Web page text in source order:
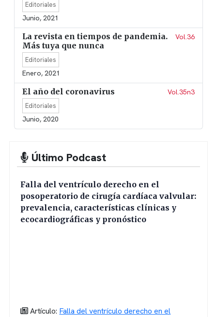
Editoriales
Junio, 2021
La revista en tiempos de pandemia.
Más tuya que nunca
Vol.36
Editoriales
Enero, 2021
El año del coronavirus Vol.35n3
Editoriales
Junio, 2020
Último Podcast
Falla del ventrículo derecho en el
posoperatorio de cirugía cardíaca valvular:
prevalencia, características clínicas y
ecocardiográficas y pronóstico
Artículo: Falla del ventrículo derecho en el